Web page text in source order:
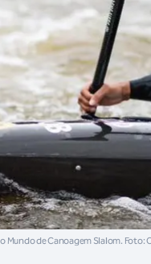
Mundo de Canoagem Slalom. Foto: